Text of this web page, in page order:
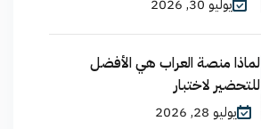
يوليو 30, 2026
لماذا منصة العراب هي الأفضل
للتحضير لاختبار
يوليو 28, 2026